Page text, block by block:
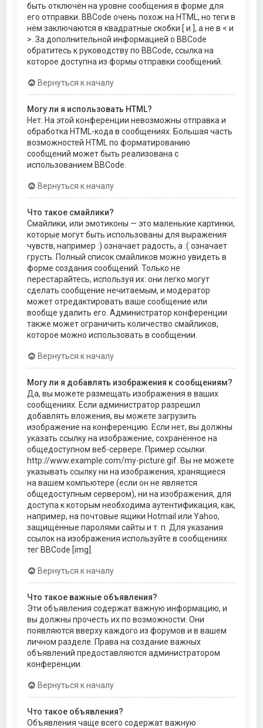
быть отключён на уровне сообщения в форме для
его отправки. BBCode очень похож на HTML, но теги в
нём заключаются в квадратные скобки [ и ], а не в < и
>. За дополнительной информацией о BBCode
обратитесь к руководству по BBCode, ссылка на
которое доступна из формы отправки сообщений.
Вернуться к началу
Могу ли я использовать HTML?
Нет. На этой конференции невозможны отправка и
обработка HTML-кода в сообщениях. Большая часть
возможностей HTML по форматированию
сообщений может быть реализована с
использованием BBCode.
Вернуться к началу
Что такое смайлики?
Смайлики, или эмотиконы — это маленькие картинки,
которые могут быть использованы для выражения
чувств, например :) означает радость, а :( означает
грусть. Полный список смайликов можно увидеть в
форме создания сообщений. Только не
перестарайтесь, используя их: они легко могут
сделать сообщение нечитаемым, и модератор
может отредактировать ваше сообщение или
вообще удалить его. Администратор конференции
также может ограничить количество смайликов,
которое можно использовать в сообщении.
Вернуться к началу
Могу ли я добавлять изображения к сообщениям?
Да, вы можете размещать изображения в ваших
сообщениях. Если администратор разрешил
добавлять вложения, вы можете загрузить
изображение на конференцию. Если нет, вы должны
указать ссылку на изображение, сохранённое на
общедоступном веб-сервере. Пример ссылки:
http://www.example.com/my-picture.gif. Вы не можете
указывать ссылку ни на изображения, хранящиеся
на вашем компьютере (если он не является
общедоступным сервером), ни на изображения, для
доступа к которым необходима аутентификация, как,
например, на почтовые ящики Hotmail или Yahoo,
защищённые паролями сайты и т. п. Для указания
ссылок на изображения используйте в сообщениях
тег BBCode [img].
Вернуться к началу
Что такое важные объявления?
Эти объявления содержат важную информацию, и
вы должны прочесть их по возможности. Они
появляются вверху каждого из форумов и в вашем
личном разделе. Права на создание важных
объявлений предоставляются администратором
конференции.
Вернуться к началу
Что такое объявления?
Объявления чаще всего содержат важную